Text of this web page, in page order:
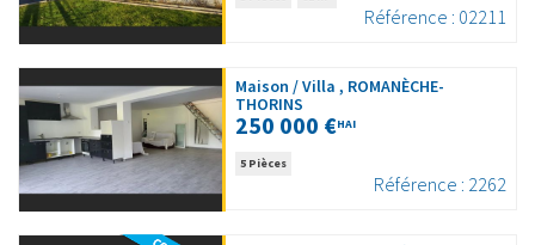
Référence : 02211
Maison / Villa , ROMANÈCHE-
THORINS
250 000 €HAI
5 Pièces
Référence : 2262